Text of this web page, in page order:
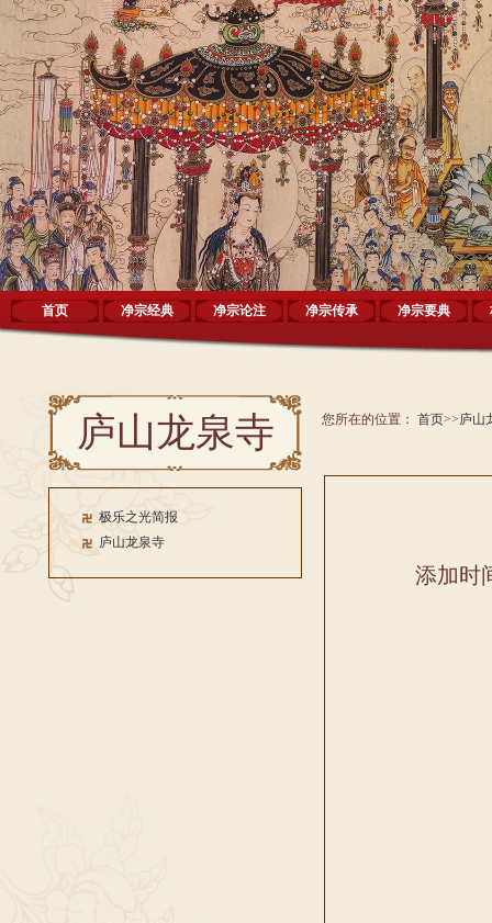
首页 净宗经典 净宗论注 净宗传承 净宗要典
庐山龙泉寺
极乐之光简报
庐山龙泉寺
您所在的位置： 首页>>庐山
添加时